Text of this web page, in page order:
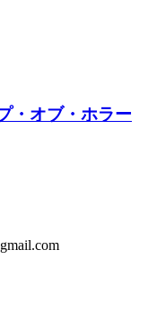
・オブ・ホラー